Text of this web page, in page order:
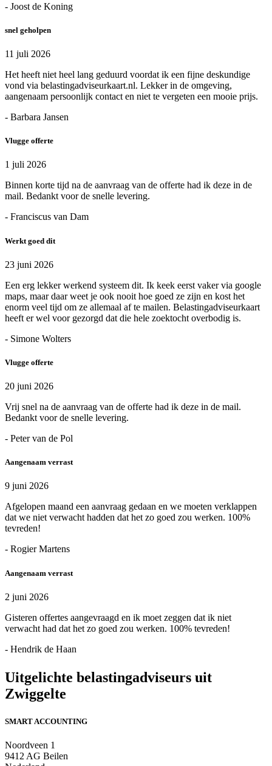
- Joost de Koning
snel geholpen
11 juli 2026
Het heeft niet heel lang geduurd voordat ik een fijne deskundige
vond via belastingadviseurkaart.nl. Lekker in de omgeving,
aangenaam persoonlijk contact en niet te vergeten een mooie prijs.
- Barbara Jansen
Vlugge offerte
1 juli 2026
Binnen korte tijd na de aanvraag van de offerte had ik deze in de
mail. Bedankt voor de snelle levering.
- Franciscus van Dam
Werkt goed dit
23 juni 2026
Een erg lekker werkend systeem dit. Ik keek eerst vaker via google
maps, maar daar weet je ook nooit hoe goed ze zijn en kost het
enorm veel tijd om ze allemaal af te mailen. Belastingadviseurkaart
heeft er wel voor gezorgd dat die hele zoektocht overbodig is.
- Simone Wolters
Vlugge offerte
20 juni 2026
Vrij snel na de aanvraag van de offerte had ik deze in de mail.
Bedankt voor de snelle levering.
- Peter van de Pol
Aangenaam verrast
9 juni 2026
Afgelopen maand een aanvraag gedaan en we moeten verklappen
dat we niet verwacht hadden dat het zo goed zou werken. 100%
tevreden!
- Rogier Martens
Aangenaam verrast
2 juni 2026
Gisteren offertes aangevraagd en ik moet zeggen dat ik niet
verwacht had dat het zo goed zou werken. 100% tevreden!
- Hendrik de Haan
Uitgelichte belastingadviseurs uit
Zwiggelte
SMART ACCOUNTING
Noordveen 1
9412 AG Beilen